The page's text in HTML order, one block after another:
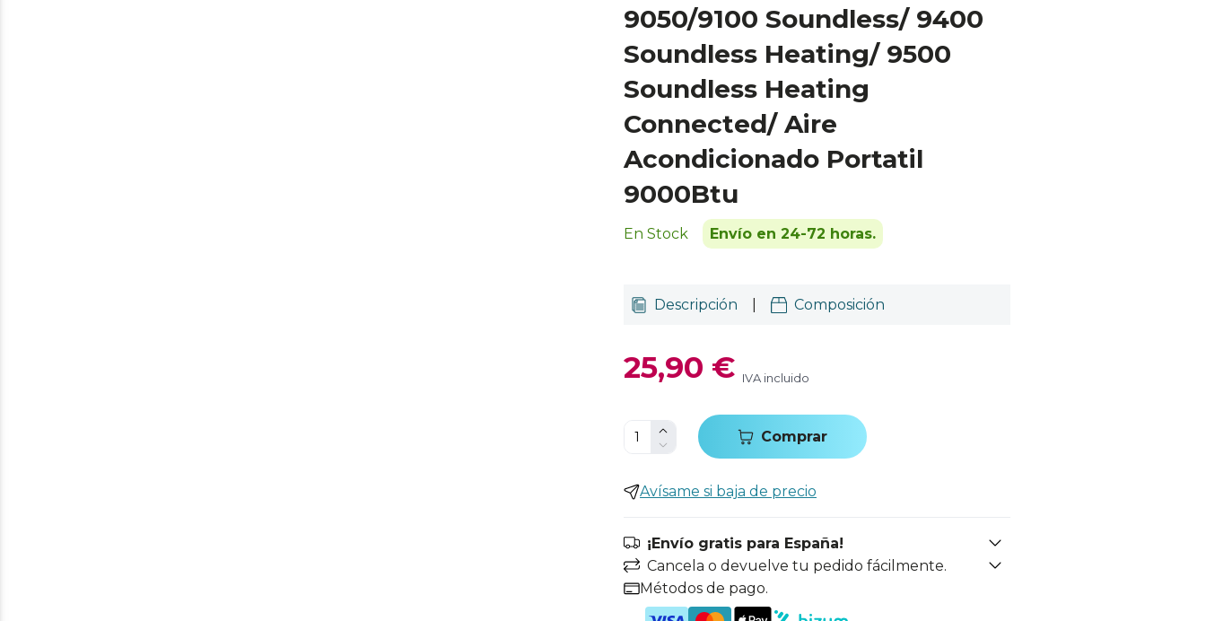
9050/9100 Soundless/ 9400
Soundless Heating/ 9500
Soundless Heating
Connected/ Aire
Acondicionado Portatil
9000Btu
En Stock Envío en 24-72 horas.
Descripción Composición
25,90 € IVA incluido
Comprar
Avísame si baja de precio
¡Envío gratis para España!
Cancela o devuelve tu pedido fácilmente.
Métodos de pago.